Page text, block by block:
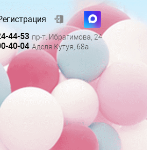
44-53 пр-т. Ибрагимова, 24
40-04 Аделя Кутуя, 68а